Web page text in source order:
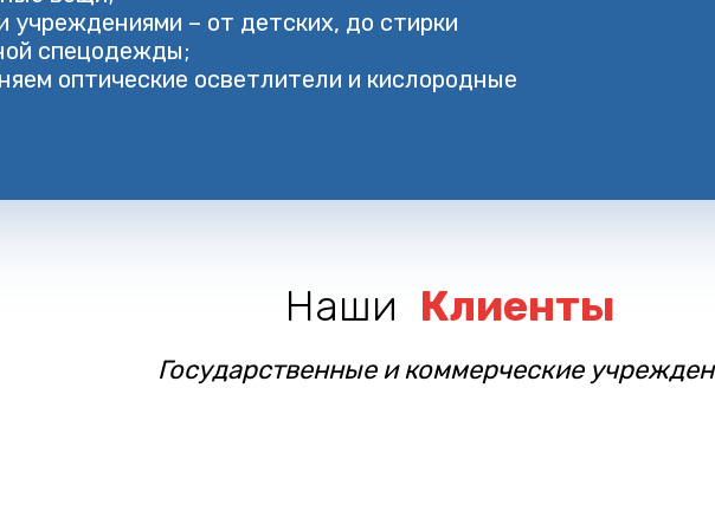
учреждениями – от детских, до стирки
спецодежды;
оптические осветлители и кислородные
Наши Клиенты
Государственные и коммерческие